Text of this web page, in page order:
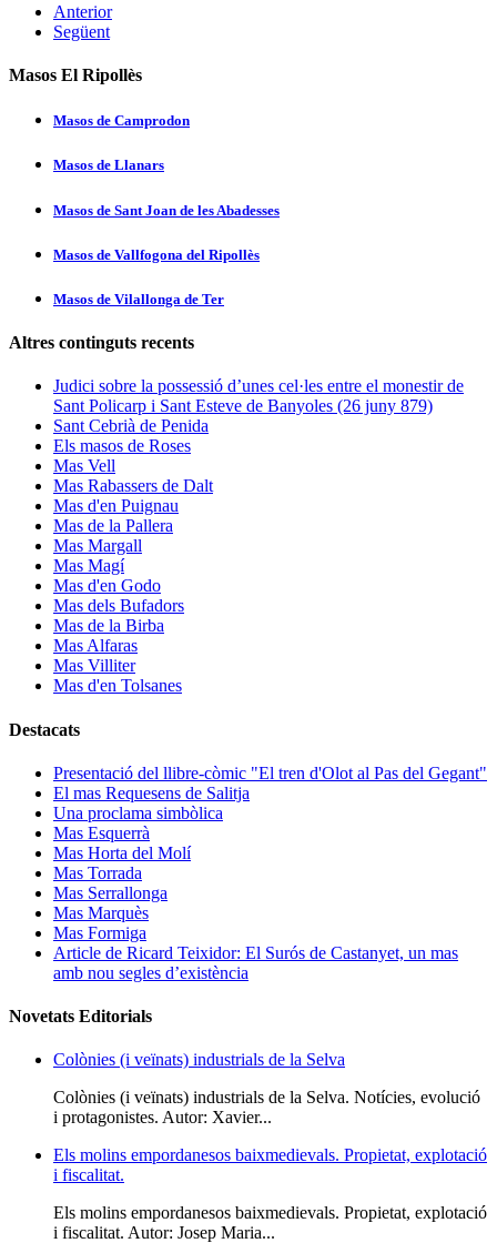
Anterior
Següent
Masos El Ripollès
Masos de Camprodon
Masos de Llanars
Masos de Sant Joan de les Abadesses
Masos de Vallfogona del Ripollès
Masos de Vilallonga de Ter
Altres continguts recents
Judici sobre la possessió d’unes cel·les entre el monestir de
Sant Policarp i Sant Esteve de Banyoles (26 juny 879)
Sant Cebrià de Penida
Els masos de Roses
Mas Vell
Mas Rabassers de Dalt
Mas d'en Puignau
Mas de la Pallera
Mas Margall
Mas Magí
Mas d'en Godo
Mas dels Bufadors
Mas de la Birba
Mas Alfaras
Mas Villiter
Mas d'en Tolsanes
Destacats
Presentació del llibre-còmic "El tren d'Olot al Pas del Gegant"
El mas Requesens de Salitja
Una proclama simbòlica
Mas Esquerrà
Mas Horta del Molí
Mas Torrada
Mas Serrallonga
Mas Marquès
Mas Formiga
Article de Ricard Teixidor: El Surós de Castanyet, un mas
amb nou segles d’existència
Novetats Editorials
Colònies (i veïnats) industrials de la Selva
Colònies (i veïnats) industrials de la Selva. Notícies, evolució
i protagonistes. Autor: Xavier...
Els molins empordanesos baixmedievals. Propietat, explotació
i fiscalitat.
Els molins empordanesos baixmedievals. Propietat, explotació
i fiscalitat. Autor: Josep Maria...